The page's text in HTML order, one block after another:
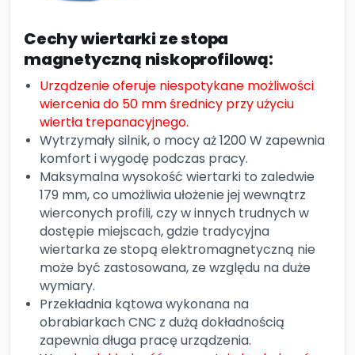
Cechy wiertarki ze stopa
magnetyczną niskoprofilową:
Urządzenie oferuje niespotykane możliwości
wiercenia do 50 mm średnicy przy użyciu
wiertła trepanacyjnego.
Wytrzymały silnik, o mocy aż 1200 W zapewnia
komfort i wygodę podczas pracy.
Maksymalna wysokość wiertarki to zaledwie
179 mm, co umożliwia ułożenie jej wewnątrz
wierconych profili, czy w innych trudnych w
dostępie miejscach, gdzie tradycyjna
wiertarka ze stopą elektromagnetyczną nie
może być zastosowana, ze względu na duże
wymiary.
Przekładnia kątowa wykonana na
obrabiarkach CNC z dużą dokładnością
zapewnia długa pracę urządzenia.